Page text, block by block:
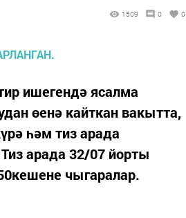
1509 0 0
ишегендә ясалма
өенә кайткан вакытта,
һәм тиз арада
арада 32/07 йорты
чыгаралар.